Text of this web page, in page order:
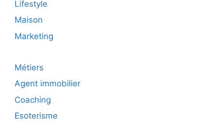
Lifestyle
Maison
Marketing
Métiers
Agent immobilier
Coaching
Esoterisme